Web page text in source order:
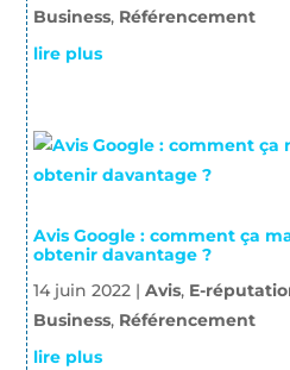
Business, Référencement
lire plus
Avis Google : comment ça
obtenir davantage ?
14 juin 2022| Avis, E-
Business, Référencement
lire plus